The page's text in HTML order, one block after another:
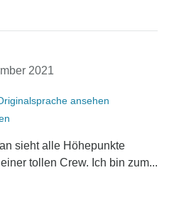
2021
ansehen
sieht alle Höhepunkte
tollen Crew. Ich bin zum...